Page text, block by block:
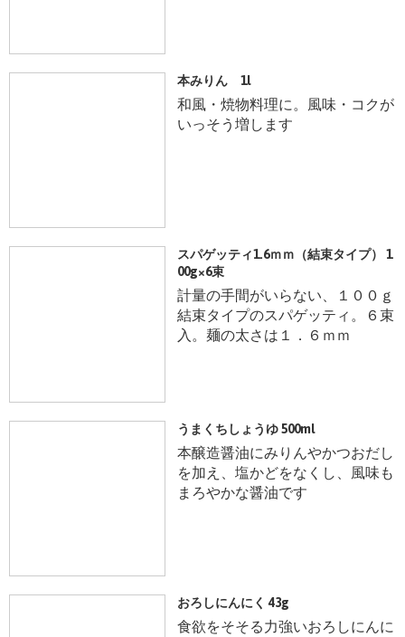
本みりん 1l
和風・焼物料理に。風味・コクが
いっそう増します
スパゲッティ1.6ｍｍ（結束タイプ） 1
00g×6束
計量の手間がいらない、１００ｇ
結束タイプのスパゲッティ。６束
入。麺の太さは１．６ｍｍ
うまくちしょうゆ 500ml
本醸造醤油にみりんやかつおだし
を加え、塩かどをなくし、風味も
まろやかな醤油です
おろしにんにく 43g
食欲をそそる力強いおろしにんに